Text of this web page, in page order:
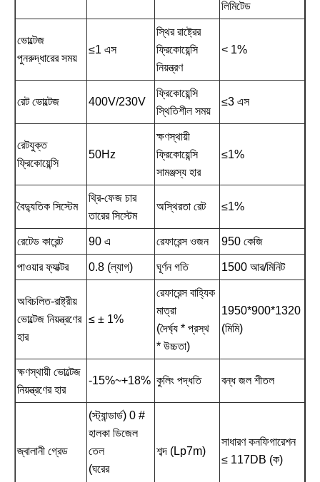
লিমিটেড
ভোল্টেজ
পুনরুদ্ধারের সময়
≤1 এস
স্থির রাষ্ট্রের
ফ্রিকোয়েন্সি
নিয়ন্ত্রণ
< 1%
রেট ভোল্টেজ 400V/230V
ফ্রিকোয়েন্সি
স্থিতিশীল সময়
≤3 এস
রেটযুক্ত
ফ্রিকোয়েন্সি
50Hz
ক্ষণস্থায়ী
ফ্রিকোয়েন্সি
সামঞ্জস্য হার
≤1%
বৈদ্যুতিক সিস্টেম
থ্রি-ফেজ চার
তারের সিস্টেম
অস্থিরতা রেট ≤1%
রেটেড কারেন্ট 90 এ রেফারেন্স ওজন 950 কেজি
পাওয়ার ফ্যাক্টর 0.8 (ল্যাগ) ঘূর্ণন গতি 1500 আর/মিনিট
অবিচলিত-রাষ্ট্রীয়
ভোল্টেজ নিয়ন্ত্রণের
হার
≤ ± 1%
রেফারেন্স বাহ্যিক
মাত্রা
(দৈর্ঘ্য * প্রস্থ
* উচ্চতা)
1950*900*1320
(মিমি)
ক্ষণস্থায়ী ভোল্টেজ
নিয়ন্ত্রণের হার
-15%~+18% কুলিং পদ্ধতি বন্ধ জল শীতল
জ্বালানী গ্রেড
(স্ট্যান্ডার্ড) 0 #
হালকা ডিজেল
তেল
(ঘরের
শব্দ (Lp7m)
সাধারণ কনফিগারেশন
≤ 117DB (ক)